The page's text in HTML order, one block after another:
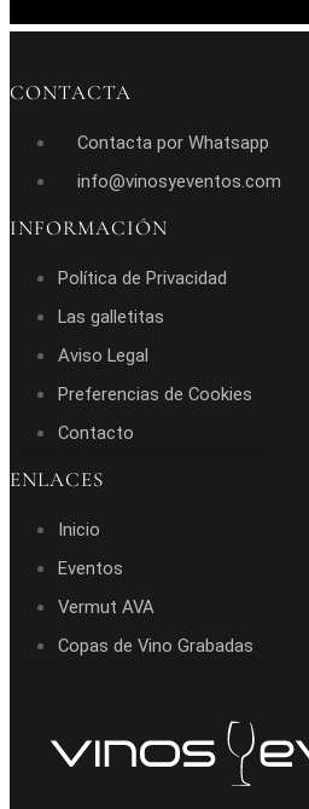
CONTACTA
Contacta por Whatsapp
info@vinosyeventos.com
INFORMACIÓN
Política de Privacidad
Las galletitas
Aviso Legal
Preferencias de Cookies
Contacto
ENLACES
Inicio
Eventos
Vermut AVA
Copas de Vino Grabadas